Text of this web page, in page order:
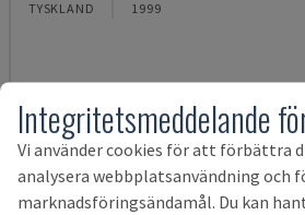
TYSKLAND 1999
Integritetsmeddelande
Vi använder cookies för att förbättra
analysera webbplatsanvändning och
marknadsföringsändamål. Du kan